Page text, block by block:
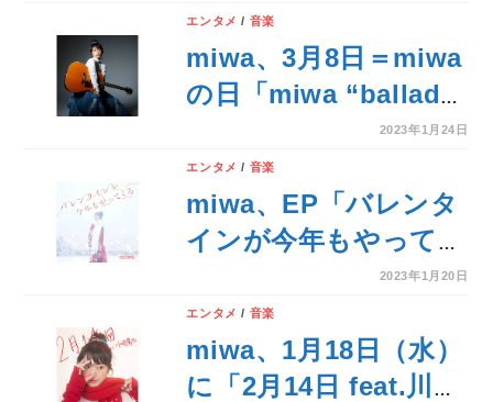
しクラシックス」サマ
ースペシャル2023ス
ペシャルゲストに決
エンタメ / 音楽
miwa、3月8日＝miwa
の日「miwa “ballad
collection” live 2021
～decade～」映像商
品発売＆EP「バレン
タインが今年もやって
くる」スペシャルイベ
ント開催決定！
2023年1月24日
エンタメ / 音楽
miwa、EP「バレンタ
インが今年もやってく
る」CD購入者特典絵
柄およびCD封入特典
内容公開！!
2023年1月20日
エンタメ / 音楽
miwa、1月18日（水）
に「2月14日 feat.川崎